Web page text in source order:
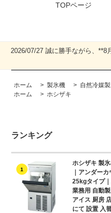
TOPページ
2026/07/27 誠に勝手ながら、
ホーム > 製氷機 > 自然冷媒
ホーム
> ホシザキ
ランキング
1
ホシザキ 製
｜アンダー
25kgタイプ
業務用 自動
アイス 厨房
にて 設置 入